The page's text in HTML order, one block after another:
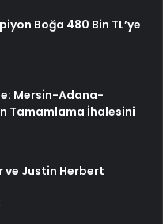
Boğa 480 Bin TL’ye
Mersin-Adana-
Tamamlama İhalesini
ve Justin Herbert